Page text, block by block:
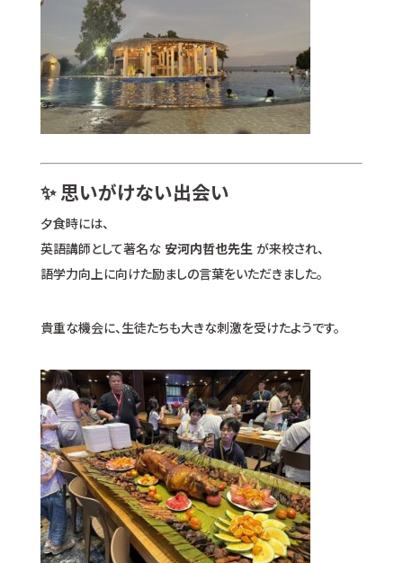
✨ 思いがけない出会い
夕食時には、
英語講師として著名な 安河内哲也先生 が来校され、
語学力向上に向けた励ましの言葉をいただきました。
貴重な機会に、生徒たちも大きな刺激を受けたようです。